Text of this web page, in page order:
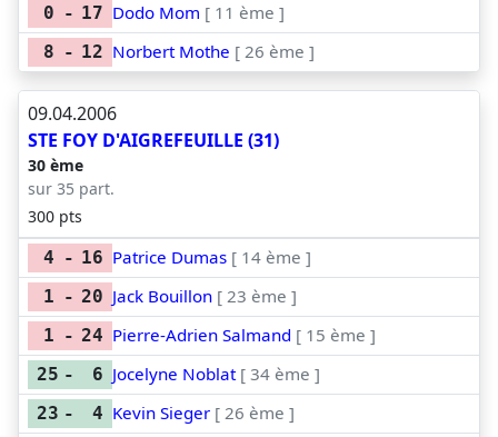
0 - 17 Dodo Mom [ 11 ème ]
8 - 12 Norbert Mothe [ 26 ème ]
09.04.2006
STE FOY D'AIGREFEUILLE (31)
30 ème
sur 35 part.
300 pts
4 - 16 Patrice Dumas [ 14 ème ]
1 - 20 Jack Bouillon [ 23 ème ]
1 - 24 Pierre-Adrien Salmand [ 15 ème ]
25 - 6 Jocelyne Noblat [ 34 ème ]
23 - 4 Kevin Sieger [ 26 ème ]